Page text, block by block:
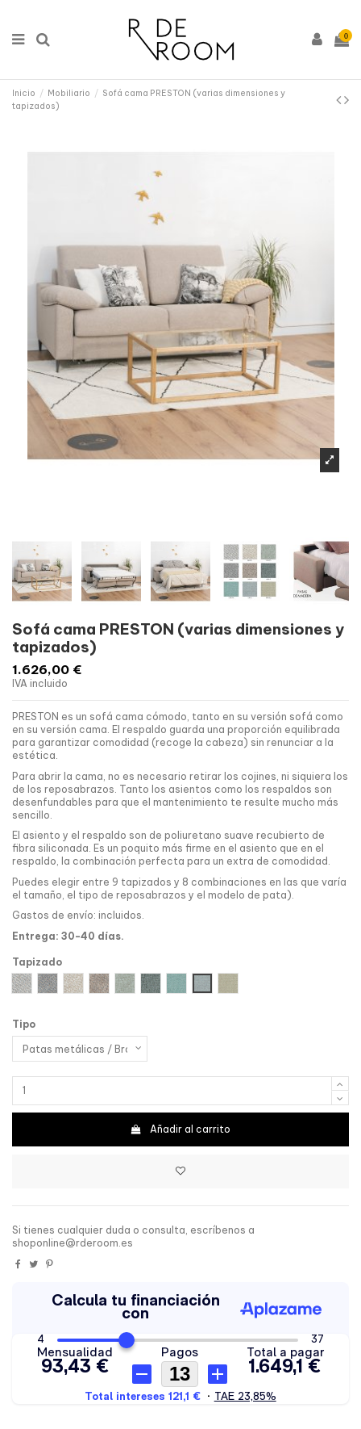
0
Inicio Mobiliario
Sofá cama PRESTON (varias dimensiones y
tapizados)
Sofá cama PRESTON (varias dimensiones y
tapizados)
1.626,00 €
IVA incluido
PRESTON es un sofá cama cómodo, tanto en su versión sofá como
en su versión cama. El respaldo guarda una proporción equilibrada
para garantizar comodidad (recoge la cabeza) sin renunciar a la
estética.
Para abrir la cama, no es necesario retirar los cojines, ni siquiera los
de los reposabrazos. Tanto los asientos como los respaldos son
desenfundables para que el mantenimiento te resulte mucho más
sencillo.
El asiento y el respaldo son de poliuretano suave recubierto de
fibra siliconada. Es un poquito más firme en el asiento que en el
respaldo, la combinación perfecta para un extra de comodidad.
Puedes elegir entre 9 tapizados y 8 combinaciones en las que varía
el tamaño, el tipo de reposabrazos y el modelo de pata).
Gastos de envío: incluidos.
Entrega: 30-40 días.
Tapizado
Soft Gris 1Beige 1PerdizCrudoGris 2 Cristal Beige 2
Tipo
Añadir al carrito
Si tienes cualquier duda o consulta, escríbenos a
shoponline@rderoom.es